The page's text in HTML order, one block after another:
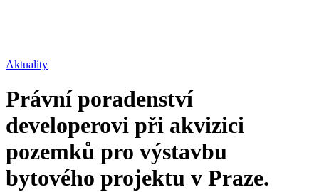
Aktuality
Právní poradenství
developerovi při akvizici
pozemků pro výstavbu
bytového projektu v Praze.